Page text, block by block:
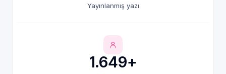
Yayınlanmış yazı
1.649+